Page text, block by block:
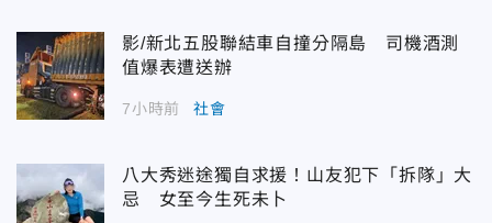
影/新北五股聯結車自撞分隔島 司機酒測
值爆表遭送辦
7小時前 社會
八大秀迷途獨自求援！山友犯下「拆隊」大
忌 女至今生死未卜